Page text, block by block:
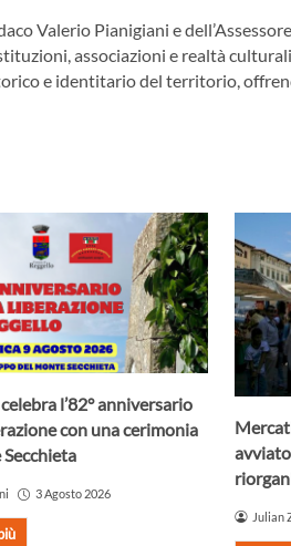
Valerio Pianigiani e
associazioni e realtà
e identitario del territorio,
l’82° anniversario
con una cerimonia
3 Agosto 2026
Julian